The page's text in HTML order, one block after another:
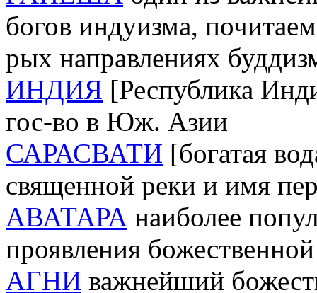
богов индуизма,
рых направлениях
ИНДИЯ [Республика
гос-во в Юж. Азии
САРАСВАТИ [богатая
священной реки и имя
AВАТАРА наиболее
проявления
АГНИ важнейший